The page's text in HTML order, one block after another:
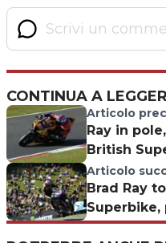
CONTINUA A
Articolo
Ray in
British
Articolo
Brad Ray
Superbike,